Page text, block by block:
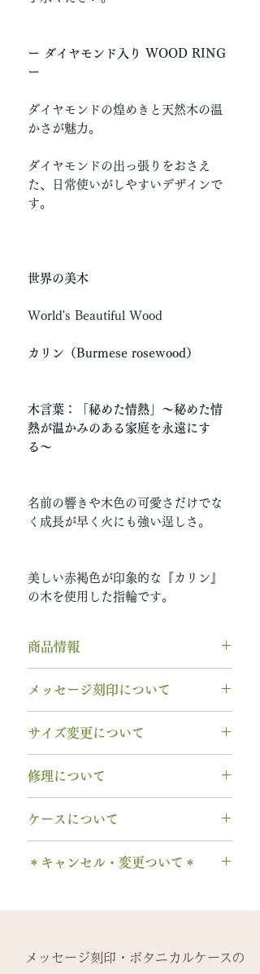
ー ダイヤモンド入り WOOD RING
ー
ダイヤモンドの煌めきと天然木の温
かさが魅力。
ダイヤモンドの出っ張りをおさえ
た、日常使いがしやすいデザインで
す。
世界の美木
World's Beautiful Wood
カリン（Burmese rosewood）
木言葉：「秘めた情熱」〜秘めた情
熱が温かみのある家庭を永遠にす
る〜
名前の響きや木色の可愛さだけでな
く成長が早く火にも強い逞しさ。
美しい赤褐色が印象的な『カリン』
の木を使用した指輪です。
商品情報
素材： K18YG（イエローゴール
木種： カリン
リング幅：3.0mm
石種： ダイヤモンド
石サイズ：0.1ct程度 / 直径3.0mm
程度
当社基準のルースをご用意いたし
鑑定書はついておりません。
ードにご要望がある場合、お問い
メッセージ刻印について
フォント：ブロック体
以下の組み合わせが可能です。
A～Z 英字 大文字のみ（※小文
字は不可です）
0～9 数字
. ドット
− ハイフン
サイズ変更について
ません 。
み無料で新品交換
2回目以降のサイズ交換は、（その
時点の販売価格の）50%の価格で
天然の木を使用しているため、初
修理について
木部、コーティング修理をご希望
2回目以降は有料になります。
メージにはならないことがござい
ケースについて
料の装飾ケースのいずれかを選択
有料装飾ケースには、無料の装飾
ス購入時に選択・ご購入くださ
＊キャンセル・変更ついて＊
や仕様の変更はできません。
きをお願いいたします。​
メッセージ刻印・ボタニカルケースの